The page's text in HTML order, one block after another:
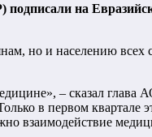
на
но и населению всех
– сказал
в первом квартале
взаимодействие